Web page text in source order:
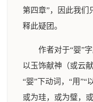
第四章”，因此我们
释此疑团。
作者对于“婴”
以玉饰献神（或云
“婴”下动词，“用”“
或为珪，或为璧，